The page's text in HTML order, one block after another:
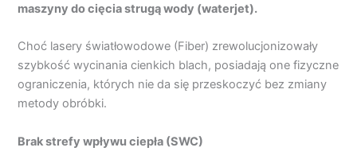
maszyny do cięcia strugą wody (waterjet).
Choć lasery światłowodowe (Fiber) zrewolucjonizowały
szybkość wycinania cienkich blach, posiadają one fizyczne
ograniczenia, których nie da się przeskoczyć bez zmiany
metody obróbki.
Brak strefy wpływu ciepła (SWC)